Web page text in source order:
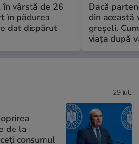
vârstă de 26
în pădurea
dat dispărut
Dacă
din această
greșeli.
viața după
29 iul.
de la
consumul